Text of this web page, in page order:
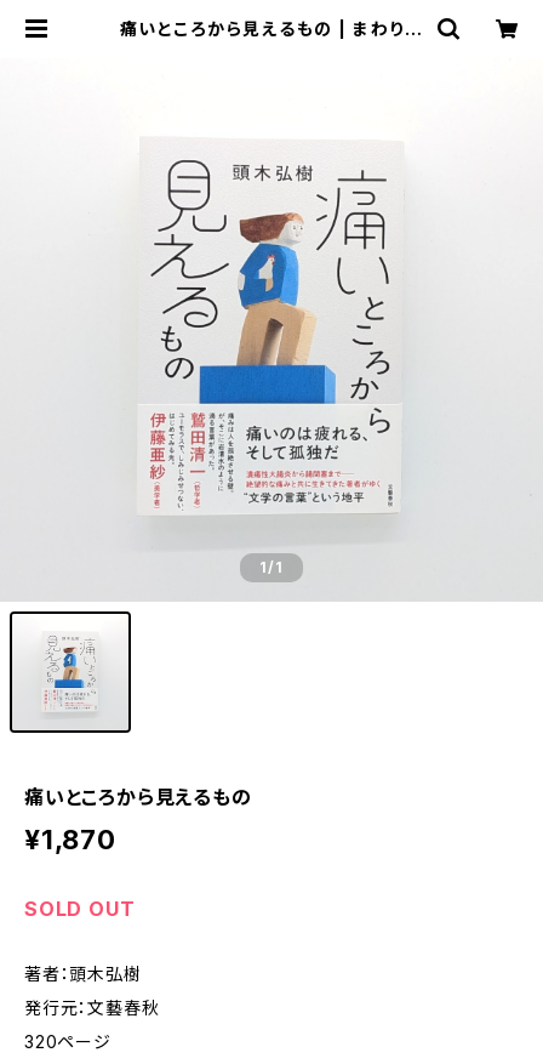
痛いところから見えるもの | まわりみ
1/1
痛いところから見えるもの
¥1,870
SOLD OUT
著者：頭木弘樹
発行元：文藝春秋
320ページ